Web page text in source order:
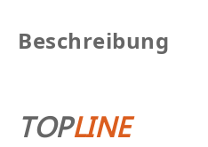
Beschreibung
TOPLINE